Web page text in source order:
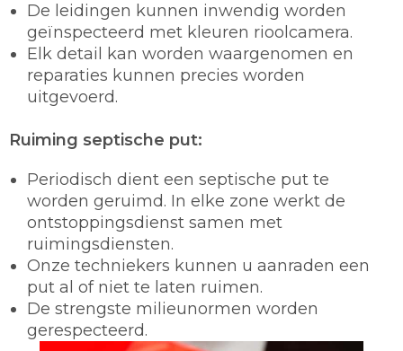
De leidingen kunnen inwendig worden
geïnspecteerd met kleuren rioolcamera.
Elk detail kan worden waargenomen en
reparaties kunnen precies worden
uitgevoerd.
Ruiming septische put:
Periodisch dient een septische put te
worden geruimd. In elke zone werkt de
ontstoppingsdienst samen met
ruimingsdiensten.
Onze techniekers kunnen u aanraden een
put al of niet te laten ruimen.
De strengste milieunormen worden
gerespecteerd.